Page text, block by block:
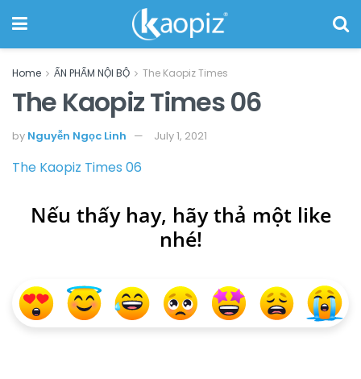
Home ẤN PHẨM NỘI BỘ The Kaopiz Times
The Kaopiz Times 06
by Nguyễn Ngọc Linh July 1, 2021
The Kaopiz Times 06
Nếu thấy hay, hãy thả một like
nhé!